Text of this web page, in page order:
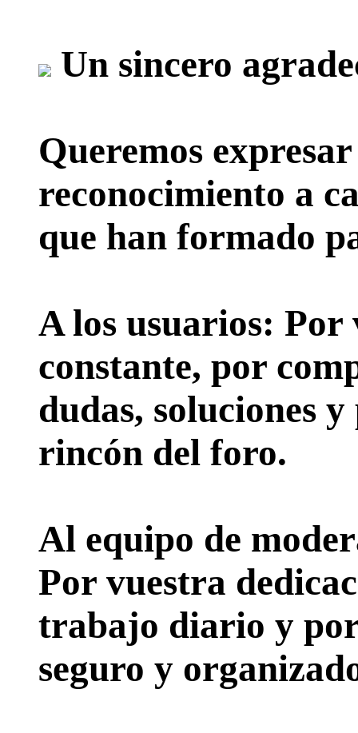
Un sincero
Queremos
reconocimiento a
que han formado
A los usuarios: Por
constante, por
dudas, soluciones
rincón del foro.
Al equipo de
Por vuestra
trabajo diario y por
seguro y